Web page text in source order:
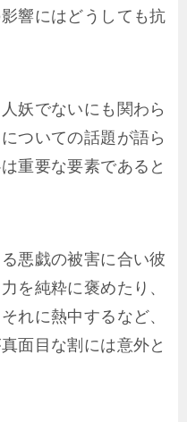
響にはどうしても抗
妖でないにも関わら
ついての話題が語ら
重要な要素であると
悪戯の被害に合い彼
を純粋に褒めたり、
れに熱中するなど、
面目な割には意外と